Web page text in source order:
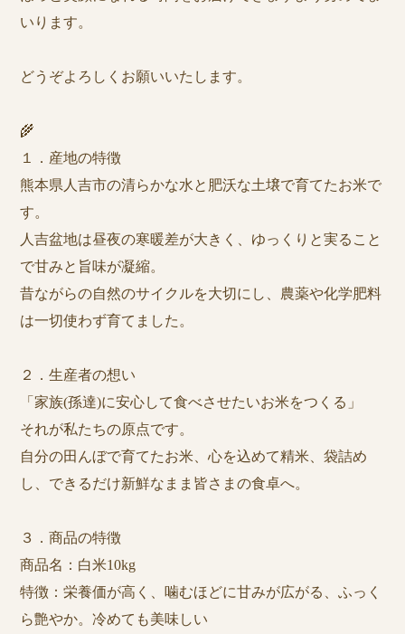
いります。
どうぞよろしくお願いいたします。
🌾
１．産地の特徴
熊本県人吉市の清らかな水と肥沃な土壌で育てたお米で
す。
人吉盆地は昼夜の寒暖差が大きく、ゆっくりと実ること
で甘みと旨味が凝縮。
昔ながらの自然のサイクルを大切にし、農薬や化学肥料
は一切使わず育てました。
２．生産者の想い
「家族(孫達)に安心して食べさせたいお米をつくる」
それが私たちの原点です。
自分の田んぼで育てたお米、心を込めて精米、袋詰め
し、できるだけ新鮮なまま皆さまの食卓へ。
３．商品の特徴
商品名：白米10kg
特徴：栄養価が高く、噛むほどに甘みが広がる、ふっく
ら艶やか。冷めても美味しい